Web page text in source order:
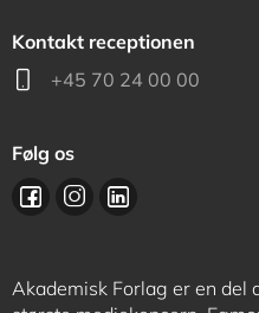
Kontakt receptionen
+45 70 24 00 00
Følg os
Akademisk Forlag er en del